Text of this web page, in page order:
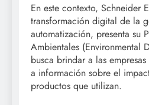
En este contexto, Schneider
transformación digital de la
automatización, presenta su
Ambientales (Environmental
busca brindar a las
a información sobre el
productos que utilizan.